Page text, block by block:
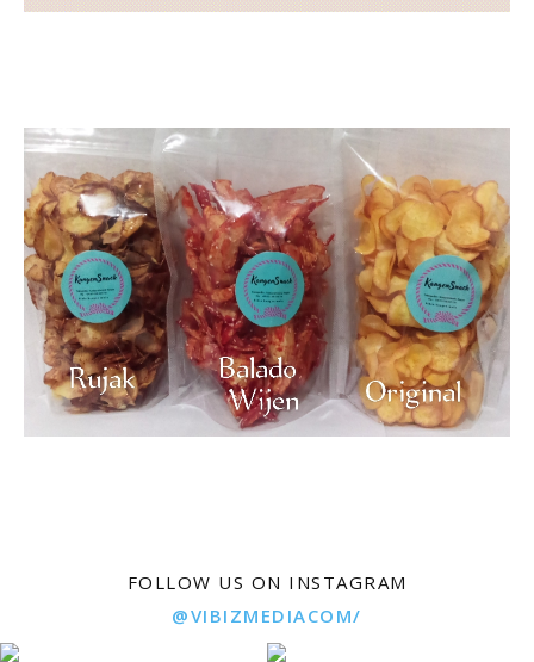
FOLLOW US ON INSTAGRAM
@VIBIZMEDIACOM/